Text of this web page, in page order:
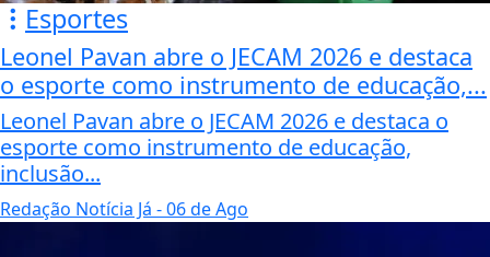
Esportes
Leonel Pavan abre o JECAM 2026 e destaca
o esporte como instrumento de educação,...
Leonel Pavan abre o JECAM 2026 e destaca o
esporte como instrumento de educação,
inclusão...
Redação Notícia Já - 06 de Ago